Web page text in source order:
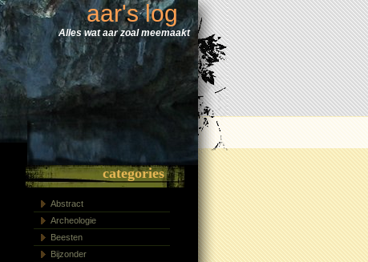
aar's log
Alles wat aar zoal meemaakt
categories
Abstract
Archeologie
Beesten
Bijzonder